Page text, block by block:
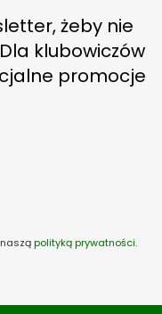
żeby nie
klubowiczów
promocje
polityką prywatności.